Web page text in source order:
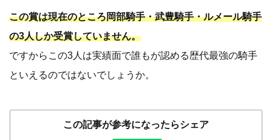
この賞は現在のところ岡部騎手・武豊騎手・ルメール騎手
の3人しか受賞していません。
ですからこの3人は実績面で誰もが認める歴代最強の騎手
といえるのではないでしょうか。
この記事が参考になったらシェア